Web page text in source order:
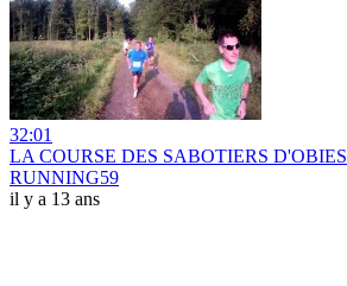
32:01
LA COURSE DES SABOTIERS D'OBIES
RUNNING59
il y a 13 ans